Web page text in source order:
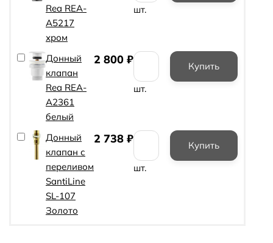
Rea REA-
A5217
хром
шт.
Донный
клапан
Rea REA-
A2361
белый
2 800 ₽
шт.
Донный
клапан с
переливом
SantiLine
SL-107
Золото
2 738 ₽
шт.